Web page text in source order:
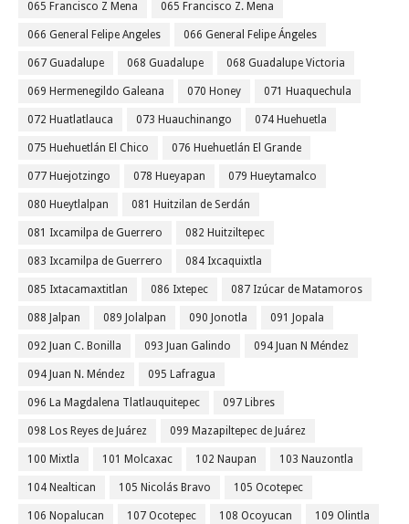
065 Francisco Z Mena 065 Francisco Z. Mena
066 General Felipe Angeles 066 General Felipe Ángeles
067 Guadalupe 068 Guadalupe 068 Guadalupe Victoria
069 Hermenegildo Galeana 070 Honey 071 Huaquechula
072 Huatlatlauca 073 Huauchinango 074 Huehuetla
075 Huehuetlán El Chico 076 Huehuetlán El Grande
077 Huejotzingo 078 Hueyapan 079 Hueytamalco
080 Hueytlalpan 081 Huitzilan de Serdán
081 Ixcamilpa de Guerrero 082 Huitziltepec
083 Ixcamilpa de Guerrero 084 Ixcaquixtla
085 Ixtacamaxtitlan 086 Ixtepec 087 Izúcar de Matamoros
088 Jalpan 089 Jolalpan 090 Jonotla 091 Jopala
092 Juan C. Bonilla 093 Juan Galindo 094 Juan N Méndez
094 Juan N. Méndez 095 Lafragua
096 La Magdalena Tlatlauquitepec 097 Libres
098 Los Reyes de Juárez 099 Mazapiltepec de Juárez
100 Mixtla 101 Molcaxac 102 Naupan 103 Nauzontla
104 Nealtican 105 Nicolás Bravo 105 Ocotepec
106 Nopalucan 107 Ocotepec 108 Ocoyucan 109 Olintla